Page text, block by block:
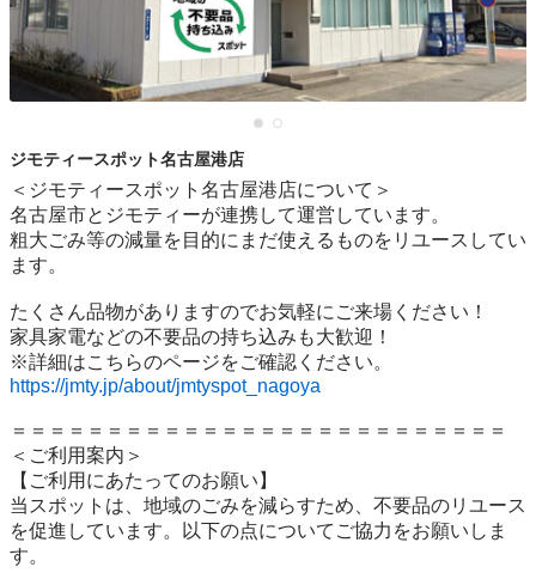
ジモティースポット名古屋港店
＜ジモティースポット名古屋港店について＞
名古屋市とジモティーが連携して運営しています。
粗⼤ごみ等の減量を⽬的にまだ使えるものをリユースしてい
ます。
たくさん品物がありますのでお気軽にご来場ください！
家具家電などの不要品の持ち込みも大歓迎！
https://jmty.jp/about/jmtyspot_nagoya
＝＝＝＝＝＝＝＝＝＝＝＝＝＝＝＝＝＝＝＝＝＝＝＝＝＝
＜ご利用案内＞
【ご利用にあたってのお願い】
当スポットは、地域のごみを減らすため、不要品のリユース
を促進しています。以下の点についてご協力をお願いしま
す。